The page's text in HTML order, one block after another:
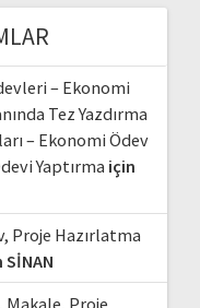
– Ekonomi
Tez Yazdırma
– Ekonomi Ödev
Yaptırma için
Proje Hazırlatma
SİNAN